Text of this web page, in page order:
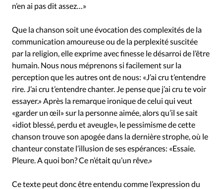
n’en ai pas dit assez…»
Que la chanson soit une évocation des complexités de la
communication amoureuse ou de la perplexité suscitée
par la religion, elle exprime avec finesse le désarroi de l’être
humain. Nous nous méprenons si facilement sur la
perception que les autres ont de nous: «J’ai cru t’entendre
rire. J’ai cru t’entendre chanter. Je pense que j’ai cru te voir
essayer.» Après la remarque ironique de celui qui veut
«garder un œil» sur la personne aimée, alors qu’il se sait
«idiot blessé, perdu et aveugle», le pessimisme de cette
chanson trouve son apogée dans la dernière strophe, où le
chanteur constate l’illusion de ses espérances: «Essaie.
Pleure. A quoi bon? Ce n’était qu’un rêve.»
Ce texte peut donc être entendu comme l’expression du